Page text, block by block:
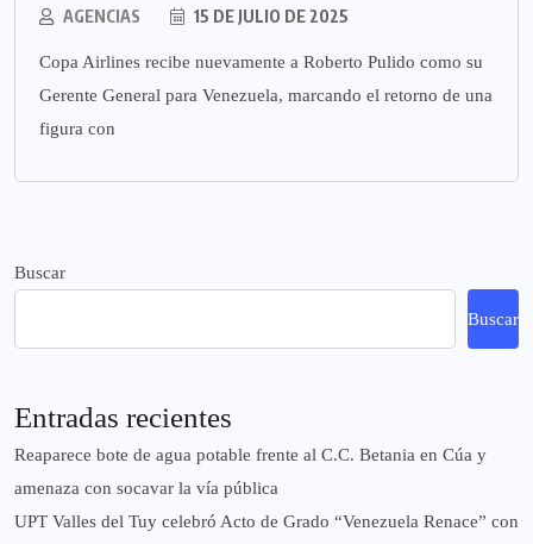
AGENCIAS 15 DE JULIO DE 2025
Copa Airlines recibe nuevamente a Roberto Pulido como su
Gerente General para Venezuela, marcando el retorno de una
figura con
Buscar
Buscar
Entradas recientes
Reaparece bote de agua potable frente al C.C. Betania en Cúa y
amenaza con socavar la vía pública
UPT Valles del Tuy celebró Acto de Grado “Venezuela Renace” con